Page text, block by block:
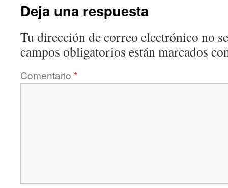
Deja una respuesta
Tu dirección de correo electrónico no
campos obligatorios están marcados
Comentario *